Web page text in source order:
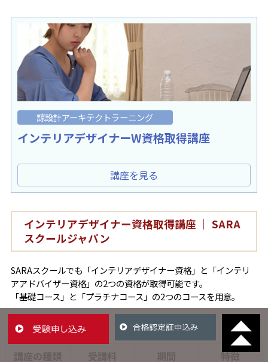
諒設計アーキテクトラーニング
インテリアデザイナーW資格取得講座
講座を見る
インテリアデザイナー資格取得講座 ｜ SARA
スクールジャパン
SARAスクールでも「インテリアデザイナー資格」と「インテリ
アアドバイザー資格」の2つの資格が取得可能です。
「基礎コース」と「プラチナコース」の2つのコースを用意。
講座の種類 受講料 期間 特徴